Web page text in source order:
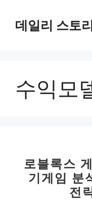
데일리 스토리
수익모
로블록스
기게임 분
전